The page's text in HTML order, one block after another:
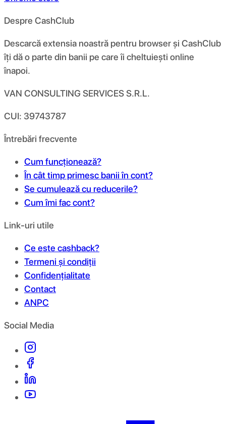
Despre CashClub
Descarcă extensia noastră pentru browser și CashClub
îți dă o parte din banii pe care îi cheltuiești online
înapoi.
VAN CONSULTING SERVICES S.R.L.
CUI: 39743787
Întrebări frecvente
Cum funcționează?
În cât timp primesc banii în cont?
Se cumulează cu reducerile?
Cum îmi fac cont?
Link-uri utile
Ce este cashback?
Termeni și condiții
Confidențialitate
Contact
ANPC
Social Media